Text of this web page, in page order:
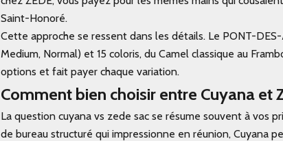
Saint-Honoré.
Cette approche se ressent dans les détails. Le PONT-
Medium, Normal) et 15 coloris, du Camel classique au
options et fait payer chaque variation.
Comment bien choisir entre Cuyana et
La question cuyana vs zede sac se résume souvent à vos
de bureau structuré qui impressionne en réunion, Cuyana